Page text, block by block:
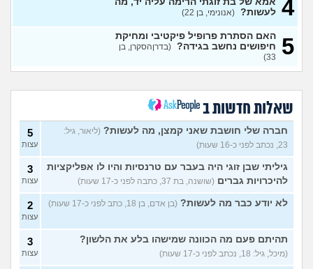
איך להתגבר על רצון לקשר
לפני הזמן?
(אנונימית, בת 21) עצות
כשאתם רואים מישהי ברשתות
החברתיות שהכול אצלה סביב
הבילויים, זה מוריד לכם?
כשרבתי עם בת הזוג שלי,
דחפתי אותה מתוך כעס. איך
להתמודד?
(אלכס, שם בדוי, בן
40)
להיפרד?
(עידן, בן 27)
20
עצות
בעיות ביני לבית הזוג, מה
לעשות? (אנונימי, בן 24)
9
עצות
יוצאת איתו היום לדייט ראשון 3
4 לעשות? (אנונימי, בן 22)
5 האם הסתרת פרופיל פיקטיבי ומחיקת
חיפושים נחשב בגידה? (בדרןהסקרן, בן
33)
שאלות חדשות ב
חברה שלי חושבת שאני קמצן, מה לעשות? (ליאור, גיל:
23, נכתב לפני כ-16 שעות)
5
עצות
גיליתי שבן זוגי היה בעבר עם טרנסיות והיו לו אפליקציות
להיכרויות גברים (שושנה, בת 37, כתבה לפני כ-17 שעות)
3
עצות
לא יודע כבר מה לעשות? (בן אדם, בן 18, כתב לפני כ-17 שעות) 2
עצות
תהיתם פעם מה הכוונה שמישהו בלע את הלשון?
(מיכל, גיל: 18, נכתב לפני כ-17 שעות)
3
עצות